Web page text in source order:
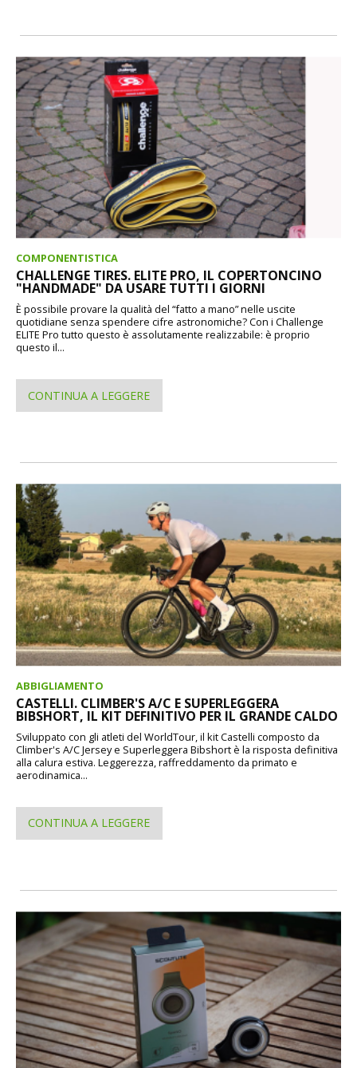
COMPONENTISTICA
CHALLENGE TIRES. ELITE PRO, IL COPERTONCINO
"HANDMADE" DA USARE TUTTI I GIORNI
È possibile provare la qualità del “fatto a mano” nelle uscite
quotidiane senza spendere cifre astronomiche? Con i Challenge
ELITE Pro tutto questo è assolutamente realizzabile: è proprio
questo il...
CONTINUA A LEGGERE
ABBIGLIAMENTO
CASTELLI. CLIMBER'S A/C E SUPERLEGGERA
BIBSHORT, IL KIT DEFINITIVO PER IL GRANDE CALDO
Sviluppato con gli atleti del WorldTour, il kit Castelli composto da
Climber's A/C Jersey e Superleggera Bibshort è la risposta definitiva
alla calura estiva. Leggerezza, raffreddamento da primato e
aerodinamica...
CONTINUA A LEGGERE